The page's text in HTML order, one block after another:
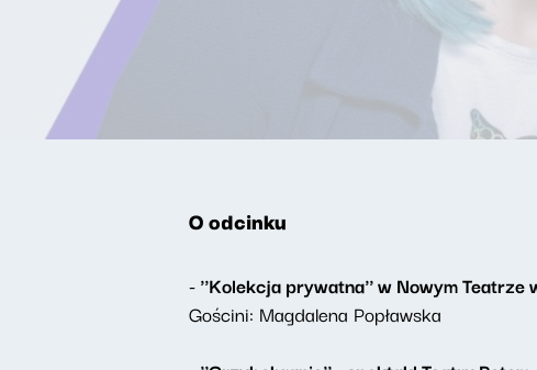
O odcinku
- ''Kolekcja prywatna'' w Nowym Teatrze
Gościni: Magdalena Popławska